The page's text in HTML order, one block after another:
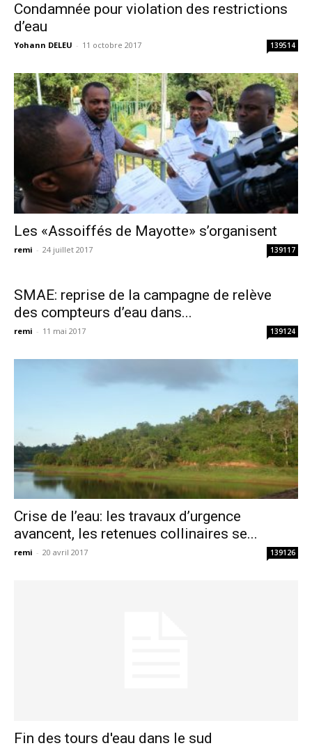
Condamnée pour violation des restrictions
d’eau
Yohann DELEU - 11 octobre 2017 139514
Les «Assoiffés de Mayotte» s’organisent
remi - 24 juillet 2017 139117
SMAE: reprise de la campagne de relève
des compteurs d’eau dans...
remi - 11 mai 2017 139124
Crise de l’eau: les travaux d’urgence
avancent, les retenues collinaires se...
remi - 20 avril 2017 139126
Fin des tours d'eau dans le sud